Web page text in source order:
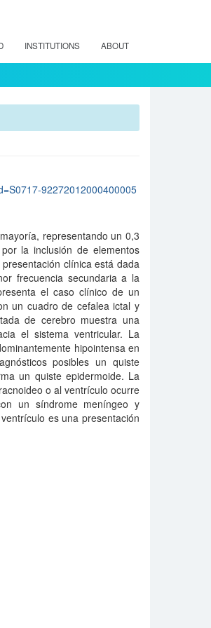
INSTITUTIONS ABOUT
92272012000400005
representando un 0,3
la inclusión de elementos
clínica está dada
frecuencia secundaria a la
el caso clínico de un
un cuadro de cefalea ictal y
de cerebro muestra una
el sistema ventricular. La
hipointensa en
posibles un quiste
un quiste epidermoide. La
o al ventrículo ocurre
un síndrome meníngeo y
es una presentación